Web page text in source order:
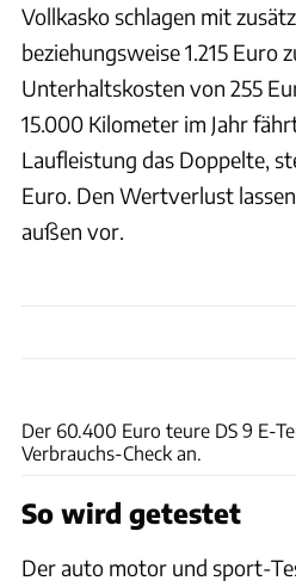
Vollkasko schlagen mit
beziehungsweise 1.215 Euro
Unterhaltskosten von 255
15.000 Kilometer im Jahr
Laufleistung das Doppelte,
Euro. Den Wertverlust
außen vor.
Der 60.400 Euro teure DS 9 E-
Verbrauchs-Check an.
So wird getestet
Der auto motor und sport-